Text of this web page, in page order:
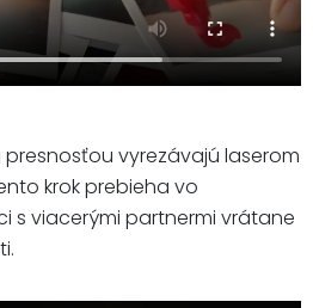
presnosťou vyrezávajú laserom
krok prebieha vo
s viacerými partnermi vrátane